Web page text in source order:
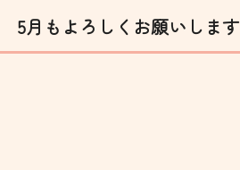
5月もよろしくお願いします